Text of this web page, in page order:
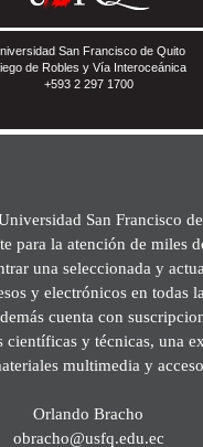
San Francisco de Quito
de Robles y Vía Interoceánica
+593 2 297 1700
San Francisco
para la atención de miles
una seleccionada y
y electrónicos en todas
cuenta con
científicas y técnicas, una
multimedia y
Orlando Bracho
obracho@usfq.edu.ec